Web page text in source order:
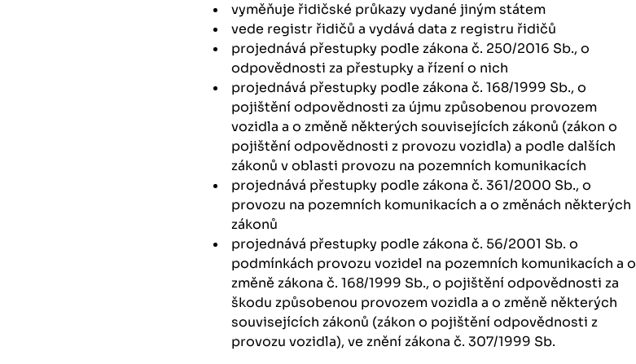
vyměňuje řidičské průkazy vydané jiným státem
vede registr řidičů a vydává data z registru řidičů
projednává přestupky podle zákona č. 250/2016 Sb., o
odpovědnosti za přestupky a řízení o nich
projednává přestupky podle zákona č. 168/1999 Sb., o
pojištění odpovědnosti za újmu způsobenou provozem
vozidla a o změně některých souvisejících zákonů (zákon o
pojištění odpovědnosti z provozu vozidla) a podle dalších
zákonů v oblasti provozu na pozemních komunikacích
projednává přestupky podle zákona č. 361/2000 Sb., o
provozu na pozemních komunikacích a o změnách některých
zákonů
projednává přestupky podle zákona č. 56/2001 Sb. o
podmínkách provozu vozidel na pozemních komunikacích a o
změně zákona č. 168/1999 Sb., o pojištění odpovědnosti za
škodu způsobenou provozem vozidla a o změně některých
souvisejících zákonů (zákon o pojištění odpovědnosti z
provozu vozidla), ve znění zákona č. 307/1999 Sb.